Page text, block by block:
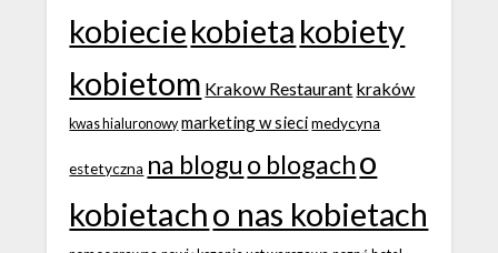
kobieciekobieta kobiety
kobietom Krakow Restaurant kraków
kwas hialuronowy marketing w sieci medycyna
estetyczna na blogu o blogacho
kobietacho nas kobietach